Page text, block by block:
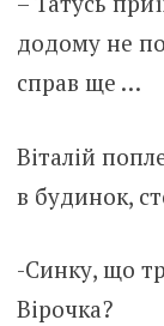
додому не
справ ще …
Віталій
в будинок,
-Синку, що
Вірочка?